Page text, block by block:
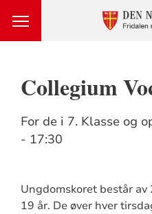
Collegium
For de i 7. Klasse og
- 17:30
Ungdomskoret består
19 år. De øver hver